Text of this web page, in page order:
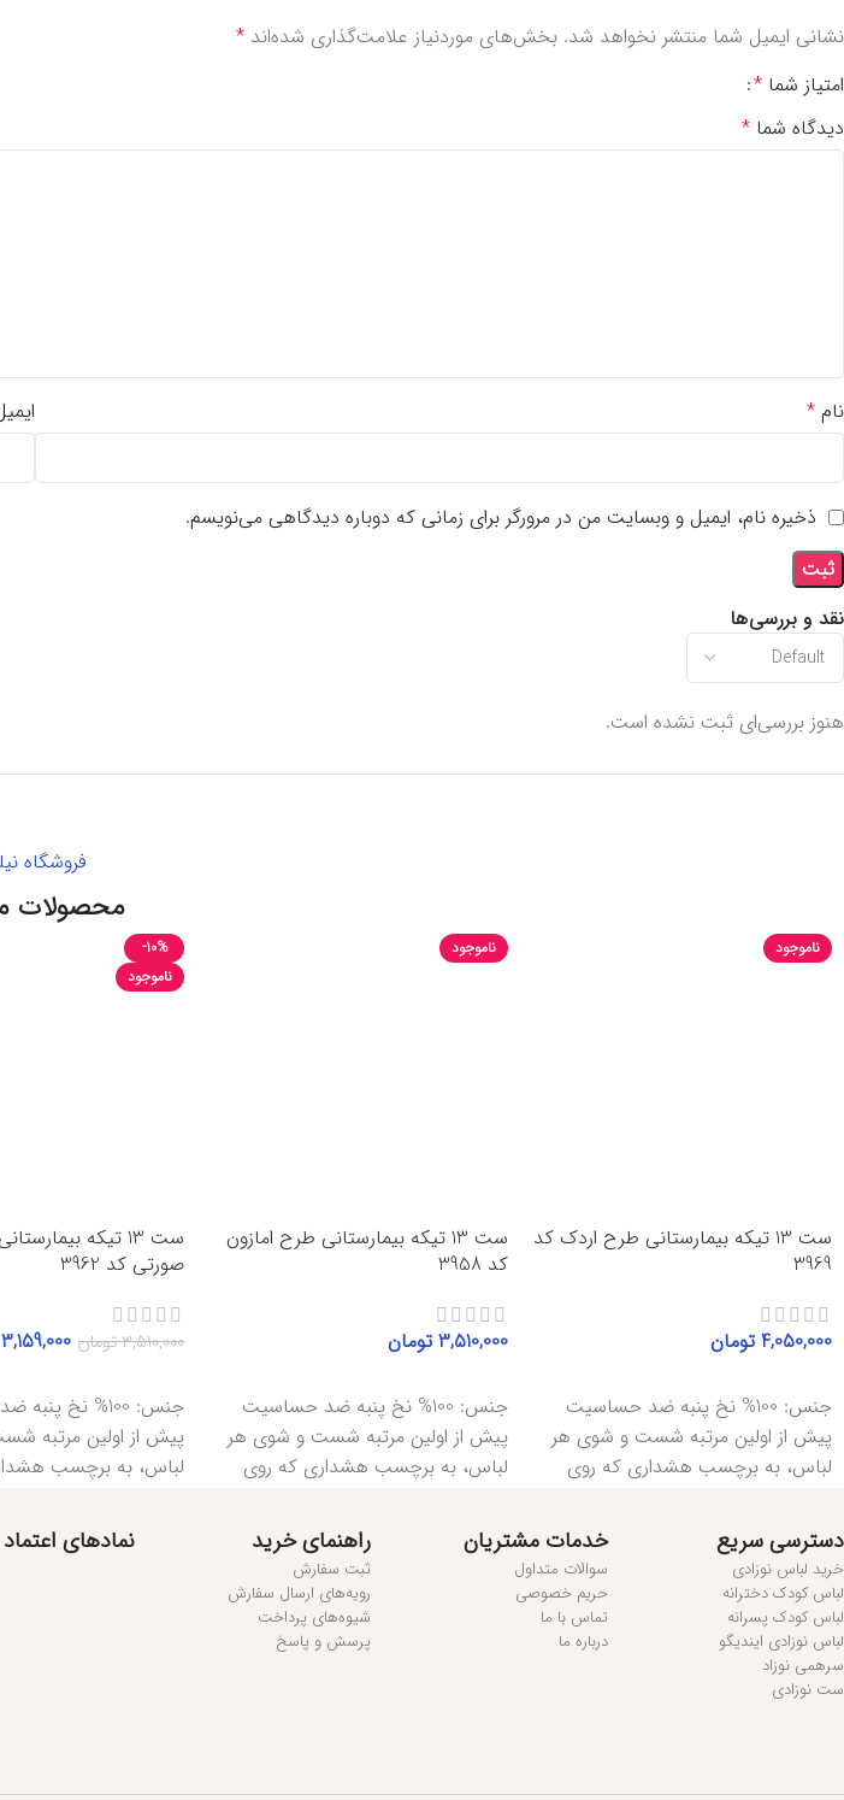
نقد و بررسی‌ها
هنوز بررسی‌ای ثبت نشده است.
نشانی ایمیل شما منتشر نخواهد شد. بخش‌های موردنیاز علامت‌گذاری شده‌اند *
امتیاز شما *
دیدگاه شما *
نام *
ذخیره نام، ایمیل و وبسایت من در مرورگر برای زمانی که دوباره دیدگاهی می‌نویسم.
فروشگاه
محصولات
ناموجود
ست 13 تیکه بیمارستانی طرح اردک کد
3969
4,050,000 تومان
جنس: 100% نخ پنبه ضد حساسیت
پیش از اولین مرتبه شست و شوی هر
لباس، به برچسب هشداری که روی
ناموجود
ست 13 تیکه بیمارستانی طرح امازون
کد 3958
3,510,000 تومان
جنس: 100% نخ پنبه ضد حساسیت
پیش از اولین مرتبه شست و شوی هر
لباس، به برچسب هشداری که روی
-10%
ناموجود
ست 13 تیکه
صورتی کد 3962
3,510,000تومان 3,159,000
جنس: 100% نخ
پیش از اولین مرتبه
لباس، به برچسب
دسترسی سریع
خرید لباس نوزادی
لباس کودک دخترانه
لباس کودک پسرانه
لباس نوزادی ایندیگو
سرهمی نوزاد
ست نوزادی
خدمات مشتریان
سوالات متداول
حریم خصوصی
تماس با ما
درباره ما
راهنمای خرید
ثبت سفارش
رویه‌های ارسال سفارش
شیوه‌های پرداخت
پرسش و پاسخ
نمادهای اعتماد